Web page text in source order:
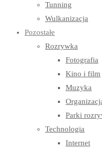
Tunning
Wulkanizacja
Pozostałe
Rozrywka
Fotografia
Kino i film
Muzyka
Parki
Technologia
Internet